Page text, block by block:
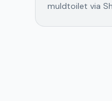
muldtoilet via